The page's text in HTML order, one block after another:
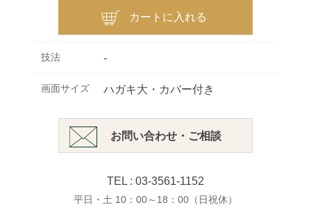
技法 -
画面サイズ ハガキ大・カバー付き
お問い合わせ・ご相談
TEL : 03-3561-1152
平日・土 10：00～18：00（日祝休）